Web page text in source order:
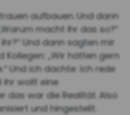
aufbauen. Und dann
macht ihr das so?“
Und dann sagten mir
Kollegen: „Wir hätten gern
Und ich dachte: Ich rede
ihr wollt eine
das war die Realität. Also
und hingestellt.